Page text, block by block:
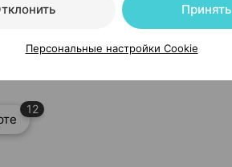
12
Принять
Персональные настройки Cookie